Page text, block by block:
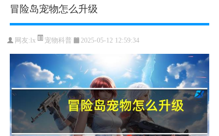
冒险岛宠物怎么升级
网友:lx 宠物科普 2025-05-12 12:59:34